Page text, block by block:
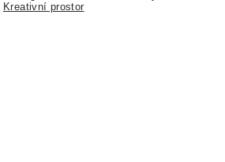
Kreativní prostor